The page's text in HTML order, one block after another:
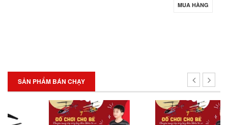
MUA HÀNG
SẢN PHẨM BÁN CHẠY